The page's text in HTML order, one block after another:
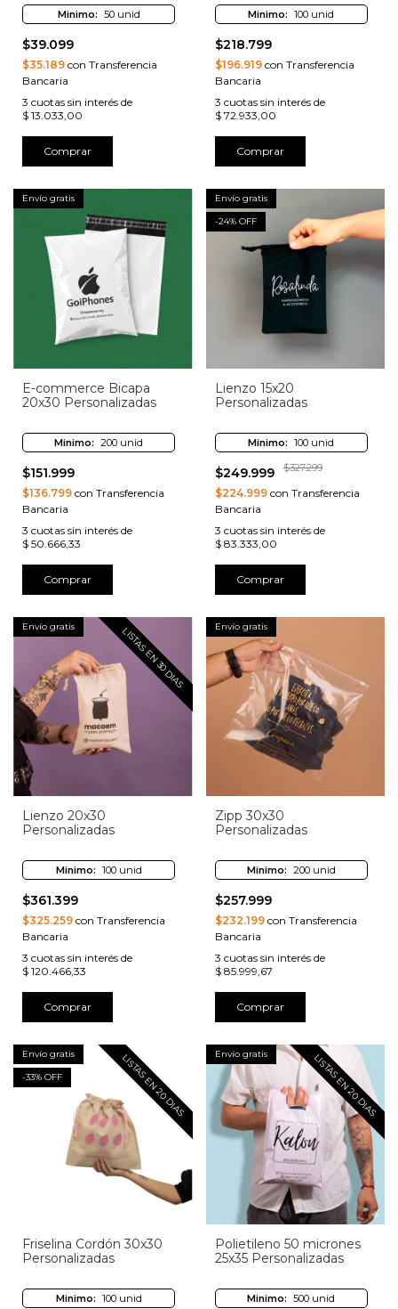
Minimo: 50 unid
$39.099
$35.189 con Transferencia
Bancaria
3 cuotas sin interés de
$ 13.033,00
Comprar
Minimo: 100 unid
$218.799
$196.919con Transferencia
Bancaria
3 cuotas sin interés de
$ 72.933,00
Comprar
Envío gratis
E-commerce Bicapa
20x30 Personalizadas
Minimo: 200 unid
$151.999
$136.799 con Transferencia
Bancaria
3 cuotas sin interés de
$ 50.666,33
Comprar
Envío gratis
-24% OFF
Lienzo 15x20
Personalizadas
Minimo: 100 unid
$249.999 $327.299
$224.999con Transferencia
Bancaria
3 cuotas sin interés de
$ 83.333,00
Comprar
Envío gratis LISTAS EN 30 DIAS
Lienzo 20x30
Personalizadas
Minimo: 100 unid
$361.399
$325.259 con Transferencia
Bancaria
3 cuotas sin interés de
$ 120.466,33
Comprar
Envío gratis
Zipp 30x30
Personalizadas
Minimo: 200 unid
$257.999
$232.199con Transferencia
Bancaria
3 cuotas sin interés de
$ 85.999,67
Comprar
Envío gratis
-33% OFF LISTAS EN 20 DIAS
Friselina Cordón 30x30
Personalizadas
Minimo: 100 unid
Envío gratis LISTAS EN 20 DIAS
Polietileno 50 micrones
25x35 Personalizadas
Minimo: 500 unid